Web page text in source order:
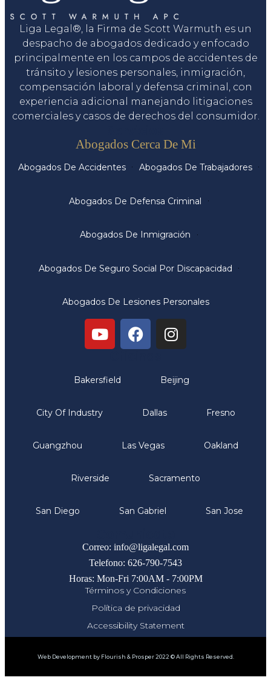
Liga Legal®, la Firma de Scott Warmuth es un
despacho de abogados dedicado y enfocado
principalmente en los campos de accidentes de
tránsito y lesiones personales, inmigración,
compensación laboral y defensa criminal, con
experiencia adicional manejando litigaciones
comerciales y casos de derechos del consumidor.
Abogados Cerca De Mi
Abogados De Accidentes Abogados De Trabajadores
Abogados De Defensa Criminal
Abogados De Inmigración
Abogados De Seguro Social Por Discapacidad
Abogados De Lesiones Personales
Bakersfield Beijing
City Of Industry Dallas Fresno
Guangzhou Las Vegas Oakland
Riverside Sacramento
San Diego San Gabriel San Jose
Correo: info@ligalegal.com
Telefono: 626-790-7543
Horas: Mon-Fri 7:00AM - 7:00PM
Términos y Condiciones
Política de privacidad
Accessibility Statement
Web Development by Flourish & Prosper 2022 © All Rights Reserved.